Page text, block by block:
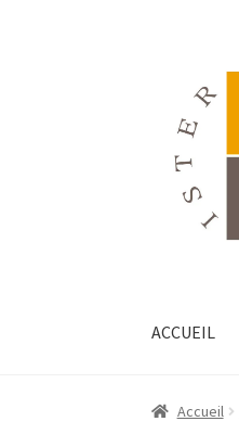
ACCUEIL
Accueil